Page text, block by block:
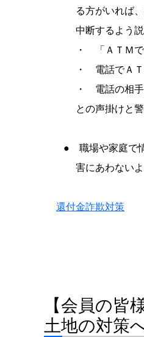
る方がいれば、ま
中断するよう説得
・ 「ＡＴＭで還
・ 電話でＡＴＭ
・ 電話の相手は
との声掛けと警察
● 職場や家庭で情
害にあわないよう
還付金詐欺対策
【会員の皆
土地の対策